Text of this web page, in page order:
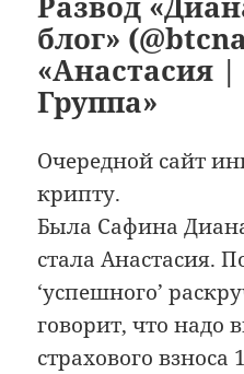
блог»
«Анастасия
Группа»
Очередной сайт
крипту.
Была Сафина
стала Анастасия.
‘успешного’
говорит, что надо
страхового